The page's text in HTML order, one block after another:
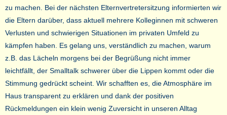
zu machen. Bei der nächsten Elternvertretersitzung informierten wir
die Eltern darüber, dass aktuell mehrere Kolleginnen mit schweren
Verlusten und schwierigen Situationen im privaten Umfeld zu
kämpfen haben. Es gelang uns, verständlich zu machen, warum
z.B. das Lächeln morgens bei der Begrüßung nicht immer
leichtfällt, der Smalltalk schwerer über die Lippen kommt oder die
Stimmung gedrückt scheint. Wir schafften es, die Atmosphäre im
Haus transparent zu erklären und dank der positiven
Rückmeldungen ein klein wenig Zuversicht in unseren Alltag